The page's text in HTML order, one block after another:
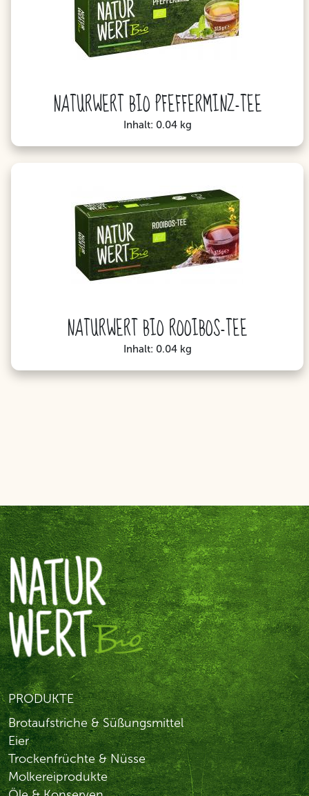
NATURWERT BIO PFEFFERMINZ-TEE
Inhalt: 0.04 kg
NATURWERT BIO ROOIBOS-TEE
Inhalt: 0.04 kg
PRODUKTE
Brotaufstriche & Süßungsmittel
Eier
Trockenfrüchte & Nüsse
Molkereiprodukte